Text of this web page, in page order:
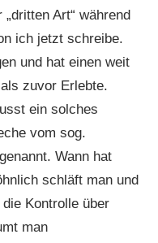
Art“ während
ich jetzt schreibe.
und hat einen weit
zuvor Erlebte.
ein solches
vom sog.
Wann hat
schläft man und
Kontrolle über
man